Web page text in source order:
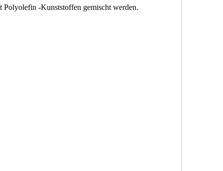
Polyolefin -Kunststoffen gemischt werden.